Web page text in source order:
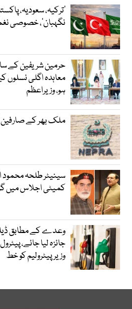
‘ترکیہ، سعودیہ،
نگہبان’، خصوصی
حرمین شریفین کے
معاہدہ اگلی نسلوں
ہو، وزیراعظم
ملک بھر کے
سینیٹر طلحہ محمود
کمیٹی اجلاس میں
وعدے کے مطابق
جائزہ لیا جائے،
وزیرپیٹرولیم کو خط